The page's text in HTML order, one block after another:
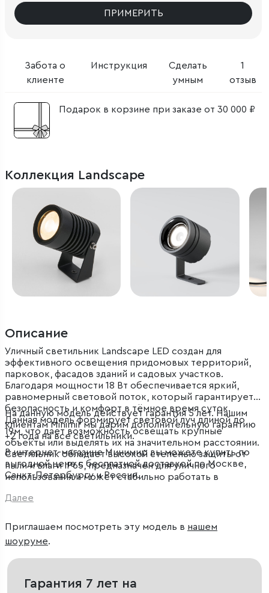
Забота о
клиенте
Инструкция
Сделать
умным
1
отзыв
Подарок в корзине при заказе от 30 000 ₽
ПРИМЕРИТЬ
Коллекция Landscape
Описание
Уличный светильник Landscape LED cоздан для
эффективного освещения придомовых территорий,
парковок, фасадов зданий и садовых участков.
Благодаря мощности 18 Вт обеспечивается яркий,
равномерный световой поток, который гарантирует
безопасность и комфорт в тёмное время суток.
Данная модель формирует световой луч длиной до
19м, что дает возможность освещать крупные
объекты или выделять их на значительном расстоянии.
Светильник обладает высокой степенью защиты от
пыли и влаги IP65, предназначен для уличного
использования и может стабильно работать в
На данную модель действует гарантия 5 лет. Нашим
клиентам Minimir мы дарим дополнительную гарантию
+2 года на все светильники.
В интернет-магазине Минимир вы можете купить по
выгодной цене с бесплатной доставкой по Москве,
Санкт-Петербургу и России.
Далее
Приглашаем посмотреть эту модель в нашем
шоуруме.
Гарантия 7 лет на